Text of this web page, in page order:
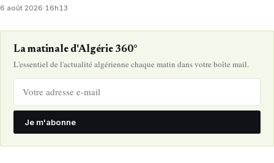
6 août 2026·16h13
La matinale d'Algérie 360°
L'essentiel de l'actualité algérienne chaque matin dans votre boîte mail.
Je m'abonne